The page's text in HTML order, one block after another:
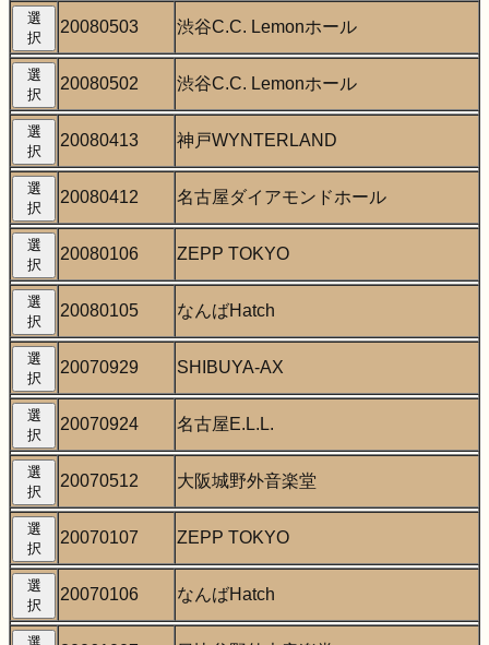
選
択
20080503 渋谷C.C. Lemonホール
選
択
20080502 渋谷C.C. Lemonホール
選
択
20080413 神戸WYNTERLAND
選
択
20080412 名古屋ダイアモンドホール
選
択
20080106 ZEPP TOKYO
選
択
20080105 なんばHatch
選
択
20070929 SHIBUYA-AX
選
択
20070924 名古屋E.L.L.
選
択
20070512 大阪城野外音楽堂
選
択
20070107 ZEPP TOKYO
選
択
20070106 なんばHatch